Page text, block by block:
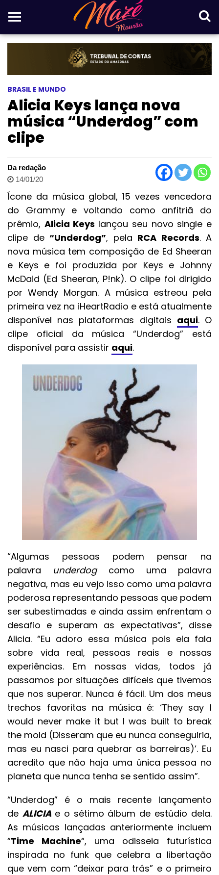
BRASIL E MUNDO
Alicia Keys lança nova
música “Underdog” com
clipe
Da redação
14/01/20
Ícone da música global, 15 vezes vencedora
do Grammy e voltando como anfitriã do
prêmio, Alicia Keys lançou seu novo single e
clipe de “Underdog”, pela RCA Records. A
nova música tem composição de Ed Sheeran
e Keys e foi produzida por Keys e Johnny
McDaid (Ed Sheeran, P!nk). O clipe foi dirigido
por Wendy Morgan. A música estreou pela
primeira vez na iHeartRadio e está atualmente
disponível nas plataformas digitais aqui. O
clipe oficial da música “Underdog” está
disponível para assistir aqui.
“Algumas pessoas podem pensar na
palavra underdogcomo uma palavra
negativa, mas eu vejo isso como uma palavra
poderosa representando pessoas que podem
ser subestimadas e ainda assim enfrentam o
desafio e superam as expectativas”, disse
Alicia. “Eu adoro essa música pois ela fala
sobre vida real, pessoas reais e nossas
experiências. Em nossas vidas, todos já
passamos por situações difíceis que tivemos
que nos superar. Nunca é fácil. Um dos meus
trechos favoritas na música é: ‘They say I
would never make it but I was built to break
the mold (Disseram que eu nunca conseguiria,
mas eu nasci para quebrar as barreiras)’. Eu
acredito que não haja uma única pessoa no
planeta que nunca tenha se sentido assim”.
“Underdog” é o mais recente lançamento
de ALICIA e o sétimo álbum de estúdio dela.
As músicas lançadas anteriormente incluem
“Time Machine“, uma odisseia futurística
inspirada no funk que celebra a libertação
que vem com “deixar para trás” e o primeiro